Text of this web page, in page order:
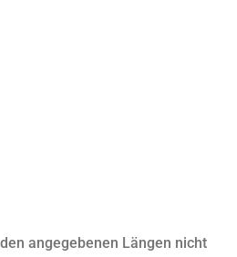
angegebenen Längen nicht